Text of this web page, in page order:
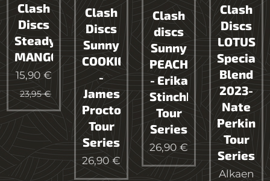
Clash
Discs
Steady
MANGO
15,90 €
23,95€
Clash
Discs
Sunny
COOKIE
-
James
Proctor
Tour
Series
26,90 €
Clash
discs
Sunny
PEACH
- Erika
Stinchhcomb
Tour
Series
26,90 €
Clash
Discs
LOTUS
Special
Blend
2023-
Nate
Perkins
Tour
Series
Alkaen